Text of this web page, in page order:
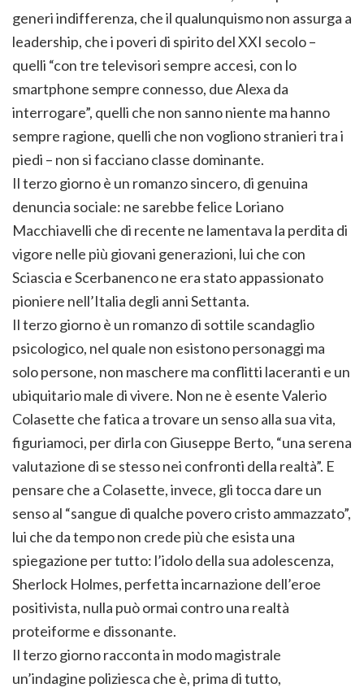
generi indifferenza, che il qualunquismo non assurga a
leadership, che i poveri di spirito del XXI secolo –
quelli “con tre televisori sempre accesi, con lo
smartphone sempre connesso, due Alexa da
interrogare”, quelli che non sanno niente ma hanno
sempre ragione, quelli che non vogliono stranieri tra i
piedi – non si facciano classe dominante.
Il terzo giorno è un romanzo sincero, di genuina
denuncia sociale: ne sarebbe felice Loriano
Macchiavelli che di recente ne lamentava la perdita di
vigore nelle più giovani generazioni, lui che con
Sciascia e Scerbanenco ne era stato appassionato
pioniere nell’Italia degli anni Settanta.
Il terzo giorno è un romanzo di sottile scandaglio
psicologico, nel quale non esistono personaggi ma
solo persone, non maschere ma conflitti laceranti e un
ubiquitario male di vivere. Non ne è esente Valerio
Colasette che fatica a trovare un senso alla sua vita,
figuriamoci, per dirla con Giuseppe Berto, “una serena
valutazione di se stesso nei confronti della realtà”. E
pensare che a Colasette, invece, gli tocca dare un
senso al “sangue di qualche povero cristo ammazzato”,
lui che da tempo non crede più che esista una
spiegazione per tutto: l’idolo della sua adolescenza,
Sherlock Holmes, perfetta incarnazione dell’eroe
positivista, nulla può ormai contro una realtà
proteiforme e dissonante.
Il terzo giorno racconta in modo magistrale
un’indagine poliziesca che è, prima di tutto,